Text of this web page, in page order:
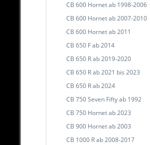
CB 600 Hornet ab 1998-2006
CB 600 Hornet ab 2007-2010
CB 600 Hornet ab 2011
CB 650 F ab 2014
CB 650 R ab 2019-2020
CB 650 R ab 2021 bis 2023
CB 650 R ab 2024
CB 750 Seven Fifty ab 1992
CB 750 Hornet ab 2023
CB 900 Hornet ab 2003
CB 1000 R ab 2008-2017